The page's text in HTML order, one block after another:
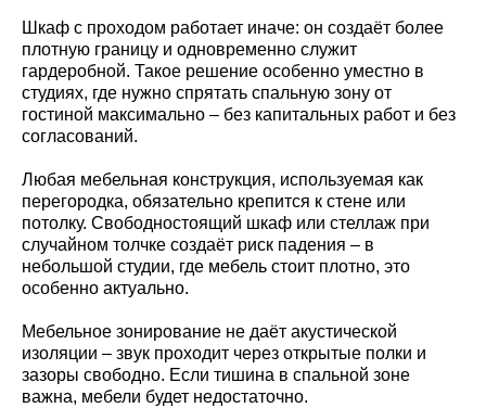
Шкаф с проходом работает иначе: он создаёт более
плотную границу и одновременно служит
гардеробной. Такое решение особенно уместно в
студиях, где нужно спрятать спальную зону от
гостиной максимально – без капитальных работ и без
согласований.
Любая мебельная конструкция, используемая как
перегородка, обязательно крепится к стене или
потолку. Свободностоящий шкаф или стеллаж при
случайном толчке создаёт риск падения – в
небольшой студии, где мебель стоит плотно, это
особенно актуально.
Мебельное зонирование не даёт акустической
изоляции – звук проходит через открытые полки и
зазоры свободно. Если тишина в спальной зоне
важна, мебели будет недостаточно.